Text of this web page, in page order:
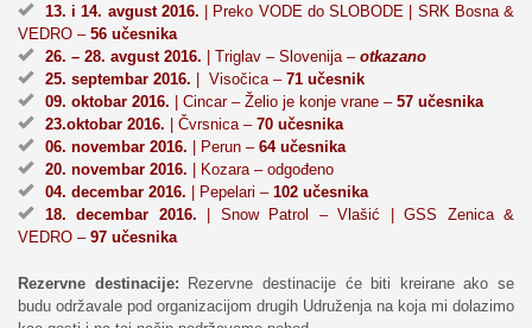
13. i 14. avgust 2016. | Preko VODE do SLOBODE | SRK Bosna &
VEDRO – 56 učesnika
26. – 28. avgust 2016. | Triglav – Slovenija – otkazano
25. septembar 2016. | Visočica – 71 učesnik
09. oktobar 2016. | Cincar – Želio je konje vrane – 57 učesnika
23.oktobar 2016. | Čvrsnica – 70 učesnika
06. novembar 2016. | Perun – 64 učesnika
20. novembar 2016. | Kozara – odgođeno
04. decembar 2016. | Pepelari – 102 učesnika
18. decembar 2016. | Snow Patrol – Vlašić | GSS Zenica &
VEDRO – 97 učesnika
Rezervne destinacije:
Rezervne destinacije će biti kreirane ako se
budu održavale pod organizacijom drugih Udruženja na koja mi dolazimo